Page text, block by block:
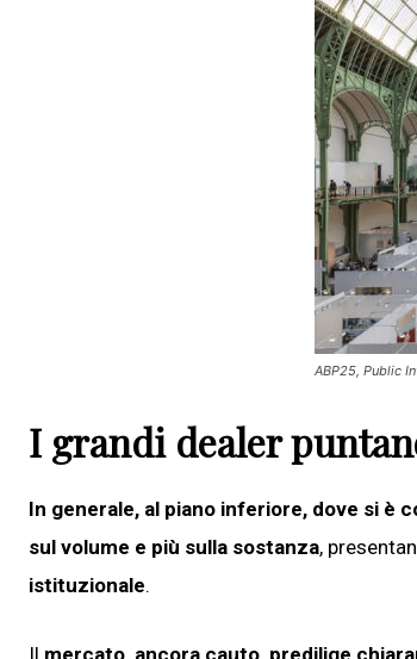
ABP25, Public
I grandi dealer
In generale, al piano inferiore, dove si è
sul volume e più sulla sostanza,
istituzionale.